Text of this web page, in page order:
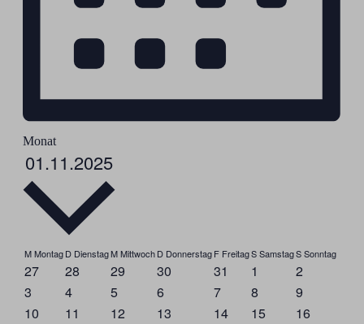
Monat
01.11.2025
Kalender
von
Veranstaltungen
MMontag D DienstagMMittwoch D Donnerstag F FreitagSSamstagSSonntag
27 28 29 30 31 1
2
3
4 5 6 7 8
9
10
11 12 13 14 15
16